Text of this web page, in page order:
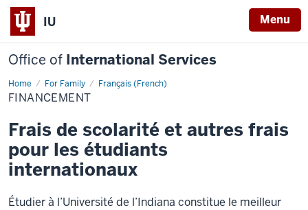
IU Menu
Office of International Services
Home For Family Français (French)
Financement
FINANCEMENT
Frais de scolarité et autres frais
pour les étudiants
internationaux
Étudier à l’Université de l’Indiana constitue le meilleur